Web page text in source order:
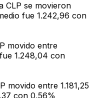
CLP se movieron
fue 1.242,96 con
movido entre
1.248,04 con
movido entre 1.181,25
con 0,56%